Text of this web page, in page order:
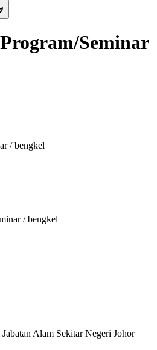
Seminar
/ bengkel
/ bengkel
Alam Sekitar Negeri Johor